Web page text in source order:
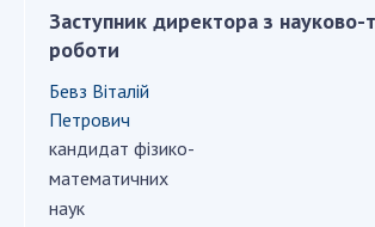
Наукові об'єкти, що становлять
надбання
науковими приладами НАН
Оцінювання ефективності
наукових установ
Конкурси наукових досліджень
Заступник директора з науково-
роботи
Бевз Віталій
Петрович
кандидат фізико-
математичних
наук